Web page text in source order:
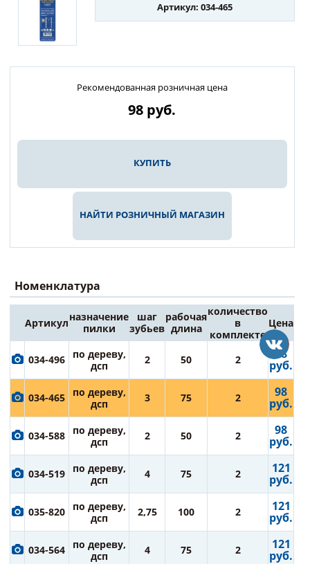
Артикул: 034-465
Рекомендованная розничная цена
98 руб.
КУПИТЬ
НАЙТИ РОЗНИЧНЫЙ МАГАЗИН
Номенклатура
Артикулназначение
пилки
шаг
зубьев
рабочая
длина
количество
в
комплекте
Цена
034-496
по дереву,
дсп
2 50 2 98
руб.
034-465
по дереву,
дсп
3 75 2 98
руб.
034-588
по дереву,
дсп
2 50 2 98
руб.
034-519
по дереву,
дсп
4 75 2 121
руб.
035-820
по дереву,
дсп
2,75 100 2 121
руб.
034-564
по дереву,
дсп
4 75 2 121
руб.